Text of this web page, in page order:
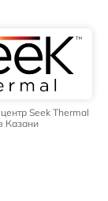
Seek Thermal
Казани